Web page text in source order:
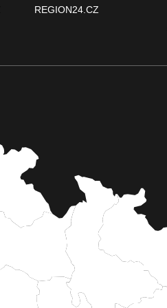
REGION24.CZ